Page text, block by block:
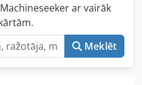
ar vairāk
Meklēt